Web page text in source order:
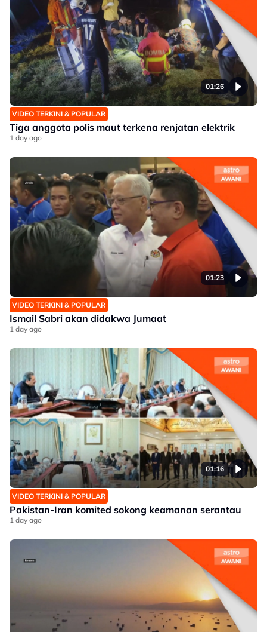
01:26
VIDEO TERKINI & POPULAR
Tiga anggota polis maut terkena renjatan elektrik
1 day ago
01:23
VIDEO TERKINI & POPULAR
Ismail Sabri akan didakwa Jumaat
1 day ago
01:16
VIDEO TERKINI & POPULAR
Pakistan-Iran komited sokong keamanan serantau
1 day ago